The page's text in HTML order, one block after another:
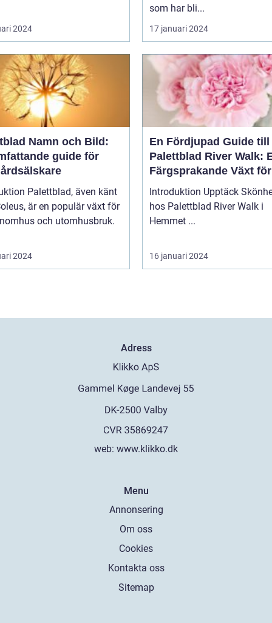
2024
som har bli...
17 januari 2024
Namn och Bild:
guide för
Palettblad, även känt
är en populär växt för
och utomhusbruk.
2024
En Fördjupad Guide till
Palettblad River Walk:
Färgsprakande Växt
Hem
Introduktion Upptäck Skönheten
hos Palettblad River Walk i
Hemmet ...
16 januari 2024
Adress
web: www.klikko.dk
Menu
Annonsering
Om oss
Cookies
Kontakta oss
Sitemap